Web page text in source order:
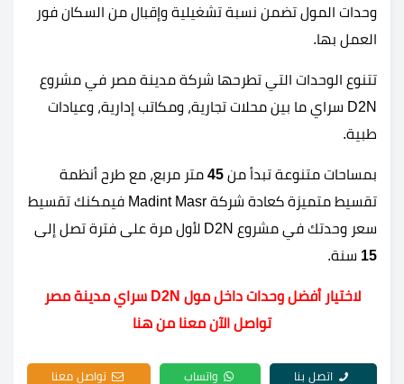
وحدات المول تضمن نسبة تشغيلية وإقبال من السكان فور
العمل بها.
تتنوع الوحدات التي تطرحها شركة مدينة مصر في مشروع
D2N سراي ما بين محلات تجارية، ومكاتب إدارية، وعيادات
طبية.
بمساحات متنوعة تبدأ من 45 متر مربع، مع طرح أنظمة
تقسيط متميزة كعادة شركة Madint Masr فيمكنك تقسيط
سعر وحدتك في مشروع D2N لأول مرة على فترة تصل إلى
15 سنة.
لاختيار أفضل وحدات داخل مول D2N سراي مدينة مصر
تواصل الآن معنا من هنا
اتصل بنا واتساب تواصل معنا